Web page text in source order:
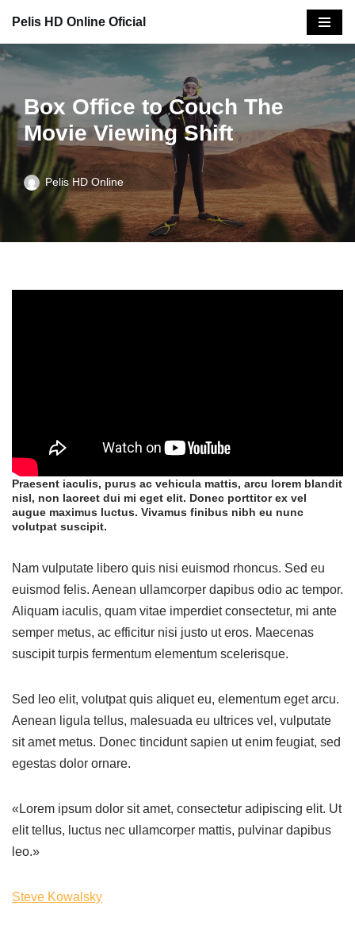
Saltar
al
Pelis HD Online Oficial
Box Office to Couch The
Movie Viewing Shift
Pelis HD Online
Praesent iaculis, purus ac vehicula mattis, arcu lorem blandit
nisl, non laoreet dui mi eget elit. Donec porttitor ex vel
augue maximus luctus. Vivamus finibus nibh eu nunc
volutpat suscipit.
Nam vulputate libero quis nisi euismod rhoncus. Sed eu
euismod felis. Aenean ullamcorper dapibus odio ac tempor.
Aliquam iaculis, quam vitae imperdiet consectetur, mi ante
semper metus, ac efficitur nisi justo ut eros. Maecenas
suscipit turpis fermentum elementum scelerisque.
Sed leo elit, volutpat quis aliquet eu, elementum eget arcu.
Aenean ligula tellus, malesuada eu ultrices vel, vulputate
sit amet metus. Donec tincidunt sapien ut enim feugiat, sed
egestas dolor ornare.
«Lorem ipsum dolor sit amet, consectetur adipiscing elit. Ut
elit tellus, luctus nec ullamcorper mattis, pulvinar dapibus
leo.»
Steve Kowalsky